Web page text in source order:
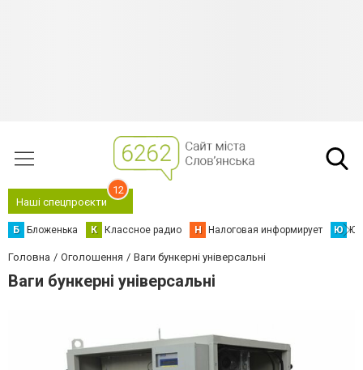
Наші спецпроєкти
12
Б Бложенька К Классное радио Н Налоговая информирует Ю
Головна Оголошення Ваги бункерні універсальні
Ваги бункерні універсальні